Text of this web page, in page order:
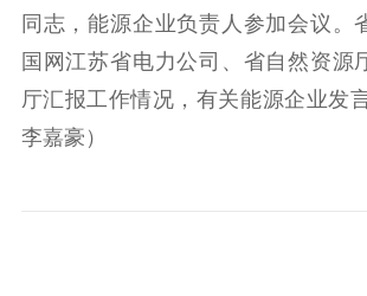
机关党建
党建要闻 学习
职称
同志，能源企业负责人参加会议。
国网江苏省电力公司、省自然资源
厅汇报工作情况，有关能源企业发
李嘉豪）